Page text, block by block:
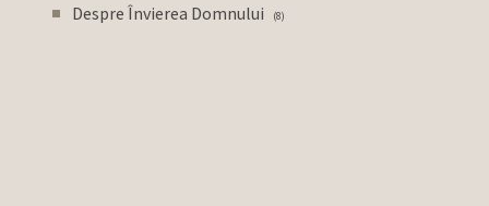
Despre Învierea Domnului 8